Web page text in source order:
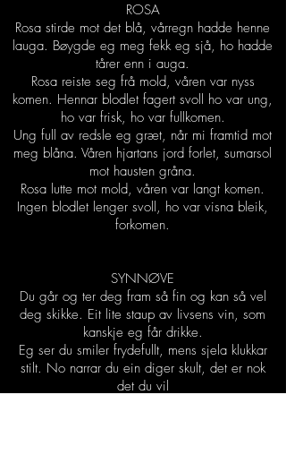
ROSA
Rosa stirde mot det blå, vårregn hadde henne
lauga. Bøygde eg meg fekk eg sjå, ho hadde
tårer enn i auga.
Rosa reiste seg frå mold, våren var nyss
komen. Hennar blodlet fagert svoll ho var ung,
ho var frisk, ho var fullkomen.
Ung full av redsle eg græt, når mi framtid mot
meg blåna. Våren hjartans jord forlet, sumarsol
mot hausten gråna.
Rosa lutte mot mold, våren var langt komen.
Ingen blodlet lenger svoll, ho var visna bleik,
forkomen.
SYNNØVE
Du går og ter deg fram så fin og kan så vel
deg skikke. Eit lite staup av livsens vin, som
kanskje eg får drikke.
Eg ser du smiler frydefullt, mens sjela klukkar
stilt. No narrar du ein diger skult, det er nok
det du vil